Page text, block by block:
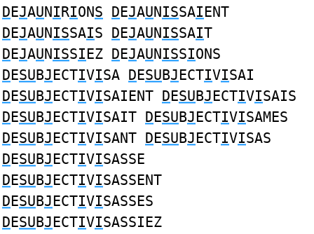
DEJAUNIRIONS DEJAUNISSAIENT
DEJAUNISSAIS DEJAUNISSAIT
DEJAUNISSIEZ DEJAUNISSIONS
DESUBJECTIVISA DESUBJECTIVISAI
DESUBJECTIVISAIENT DESUBJECTIVISAIS
DESUBJECTIVISAIT DESUBJECTIVISAMES
DESUBJECTIVISANT DESUBJECTIVISAS
DESUBJECTIVISASSE
DESUBJECTIVISASSENT
DESUBJECTIVISASSES
DESUBJECTIVISASSIEZ